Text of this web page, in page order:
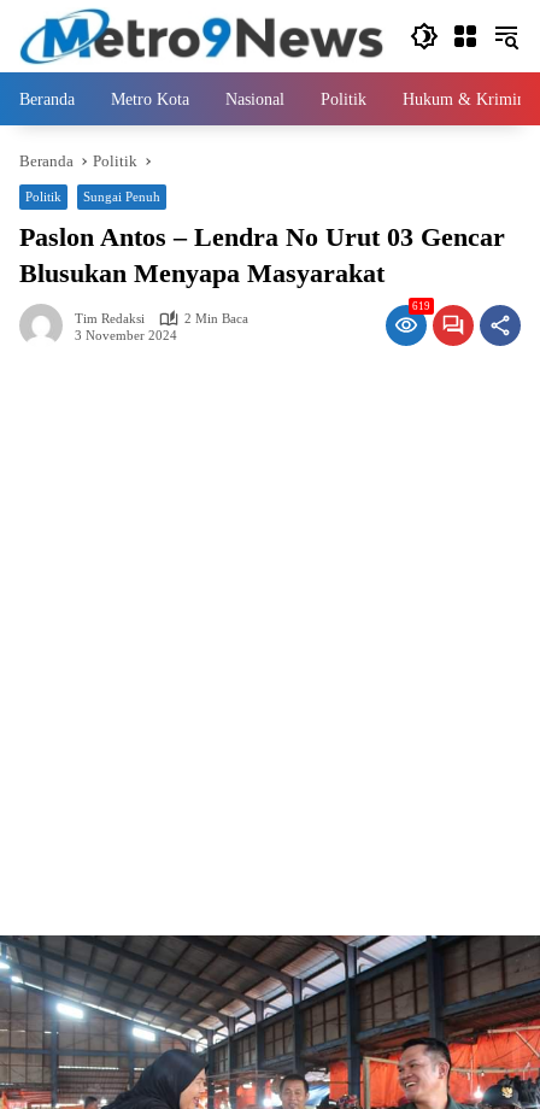
Langsung
konten
Beranda Metro Kota Nasional Politik Hukum & Kriminal
Beranda Politik
Politik Sungai Penuh
Paslon Antos – Lendra No Urut 03 Gencar
Blusukan Menyapa Masyarakat
Tim Redaksi
2 Min Baca
3 November 2024
619